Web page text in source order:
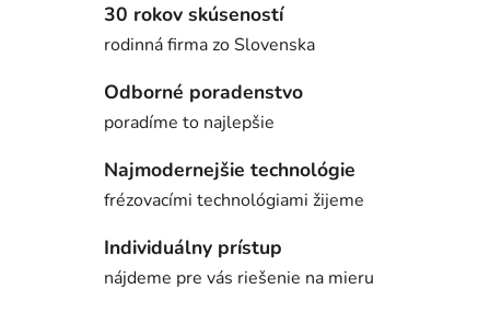
30 rokov skúseností
rodinná firma zo Slovenska
Odborné poradenstvo
poradíme to najlepšie
Najmodernejšie technológie
frézovacími technológiami žijeme
Individuálny prístup
nájdeme pre vás riešenie na mieru